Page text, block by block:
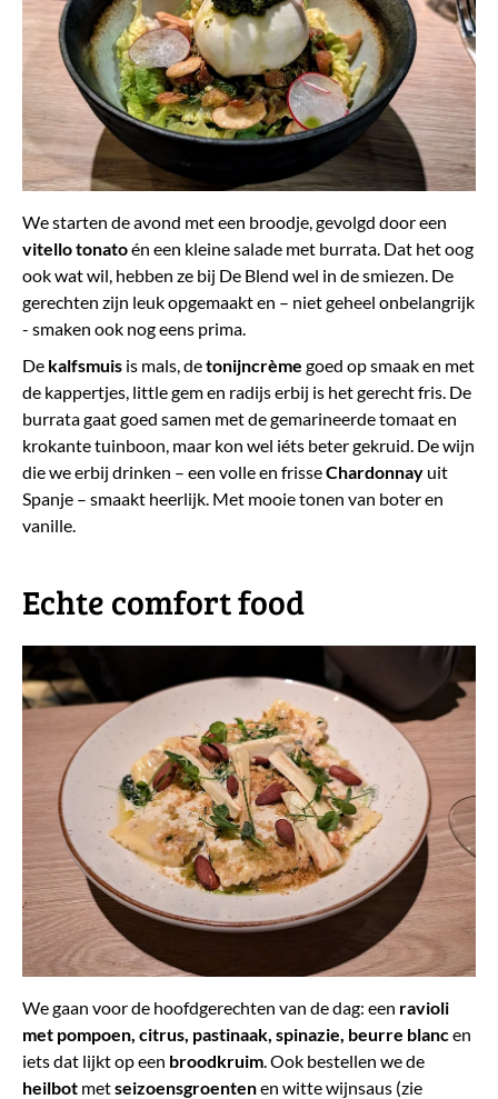
We starten de avond met een broodje, gevolgd door een
vitello tonatoén een kleine salade met burrata. Dat het oog
ook wat wil, hebben ze bij De Blend wel in de smiezen. De
gerechten zijn leuk opgemaakt en – niet geheel onbelangrijk
- smaken ook nog eens prima.
De kalfsmuis is mals, detonijncrème goed op smaak en met
de kappertjes, little gem en radijs erbij is het gerecht fris. De
burrata gaat goed samen met de gemarineerde tomaat en
krokante tuinboon, maar kon wel iéts beter gekruid. De wijn
die we erbij drinken – een volle en frisseChardonnay uit
Spanje – smaakt heerlijk. Met mooie tonen van boter en
vanille.
​Echte comfort food
We gaan voor de hoofdgerechten van de dag: een ravioli
met pompoen, citrus, pastinaak, spinazie, beurre blancen
iets dat lijkt op een broodkruim . Ook bestellen we de
heilbot metseizoensgroentenen witte wijnsaus (zie